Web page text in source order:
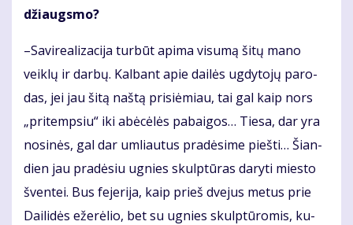
džiaugs­mo?
–Sa­vi­re­a­li­za­ci­ja tur­būt ap­ima vi­su­mą ši­tų ma­no
veik­lų ir dar­bų. Kal­bant apie dai­lės ug­dy­to­jų pa­ro­
das, jei jau ši­tą naš­tą pri­si­ė­miau, tai gal kaip nors
„pritemp­siu“ iki abė­cė­lės pa­bai­gos… Tie­sa, dar yra
no­si­nės, gal dar um­liau­tus pra­dė­si­me pieš­ti… Šian­
dien jau pra­dė­siu ug­nies skulp­tū­ras da­ry­ti mies­to
šven­tei. Bus fe­je­ri­ja, kaip prieš dve­jus me­tus prie
Dai­li­dės eže­rė­lio, bet su ug­nies skulp­tū­ro­mis, ku­